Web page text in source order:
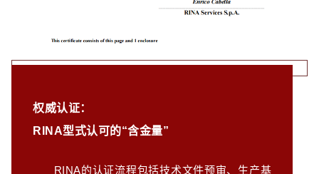
权威认证：
RINA型式认可的“含金量”
RINA的认证流程包括技术文件预审、生产基